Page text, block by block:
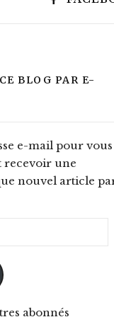
BLOG PAR E-
e-mail pour vous
recevoir une
nouvel article
abonnés